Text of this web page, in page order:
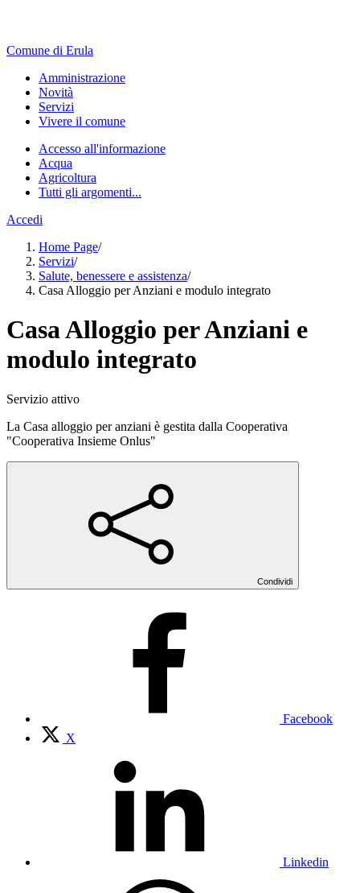
Comune di Erula
Amministrazione
Novità
Servizi
Vivere il comune
Accesso all'informazione
Acqua
Agricoltura
Tutti gli argomenti...
Accedi
Home Page/
Servizi/
Salute, benessere e assistenza/
Casa Alloggio per Anziani e modulo integrato
Casa Alloggio per Anziani e
modulo integrato
Servizio attivo
La Casa alloggio per anziani è gestita dalla Cooperativa
"Cooperativa Insieme Onlus"
Condividi
Facebook
X
Linkedin